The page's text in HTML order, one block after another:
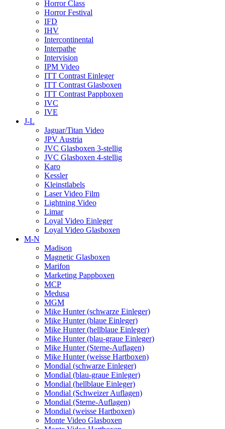
Horror Class
Horror Festival
IFD
IHV
Intercontinental
Interpathe
Intervision
IPM Video
ITT Contrast Einleger
ITT Contrast Glasboxen
ITT Contrast Pappboxen
IVC
IVE
J-L
Jaguar/Titan Video
JPV Austria
JVC Glasboxen 3-stellig
JVC Glasboxen 4-stellig
Karo
Kessler
Kleinstlabels
Laser Video Film
Lightning Video
Limar
Loyal Video Einleger
Loyal Video Glasboxen
M-N
Madison
Magnetic Glasboxen
Marifon
Marketing Pappboxen
MCP
Medusa
MGM
Mike Hunter (schwarze Einleger)
Mike Hunter (blaue Einleger)
Mike Hunter (hellblaue Einleger)
Mike Hunter (blau-graue Einleger)
Mike Hunter (Sterne-Auflagen)
Mike Hunter (weisse Hartboxen)
Mondial (schwarze Einleger)
Mondial (blau-graue Einleger)
Mondial (hellblaue Einleger)
Mondial (Schweizer Auflagen)
Mondial (Sterne-Auflagen)
Mondial (weisse Hartboxen)
Monte Video Glasboxen